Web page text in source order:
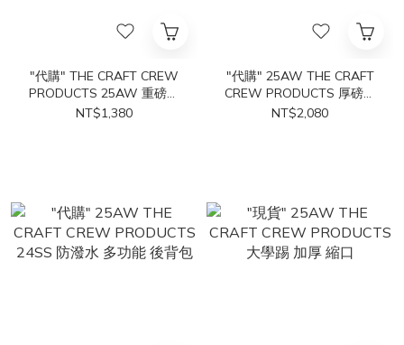
"代購" THE CRAFT CREW
PRODUCTS 25AW 重磅抽
繩運動褲
NT$1,380
"代購" 25AW THE CRAFT
CREW PRODUCTS 厚磅雙
拉鍊內刷毛連帽外套
NT$2,080